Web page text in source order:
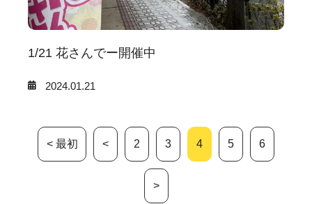
1/21 花さんでー開催中
2024.01.21
< 最初 < 2 3 4 5 6
>